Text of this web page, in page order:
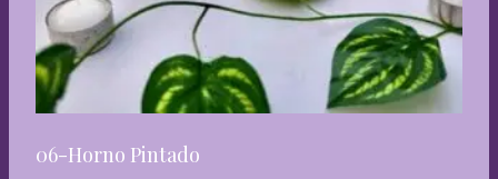
06-Horno Pintado